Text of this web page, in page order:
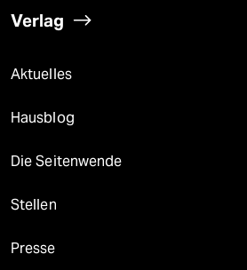
Verlag
Aktuelles
Hausblog
Die Seitenwende
Stellen
Presse